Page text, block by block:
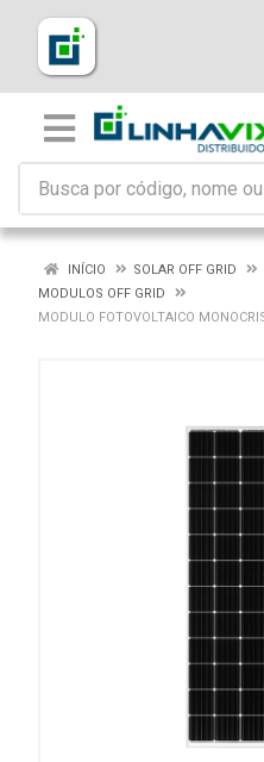
INÍCIO
SOLAR OFF GRID
MODULOS OFF GRID
MODULO FOTOVOLTAICO